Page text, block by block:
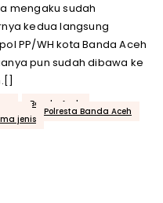
mengaku sudah
kedua langsung
PP/WH kota Banda Aceh
pun sudah dibawa ke
Banda Aceh
Polresta Banda Aceh
jenis